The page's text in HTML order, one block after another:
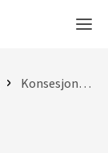
Konsesjonssak